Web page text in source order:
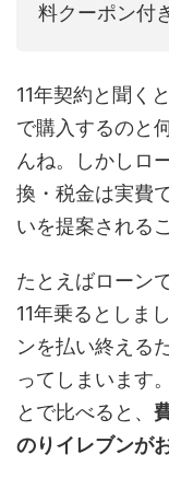
料クーポン付
11年契約と聞く
で購入するのと
んね。しかしロ
換・税金は実費
いを提案される
たとえばローン
11年乗るとしま
ンを払い終える
ってしまいます
とで比べると、
のりイレブンが